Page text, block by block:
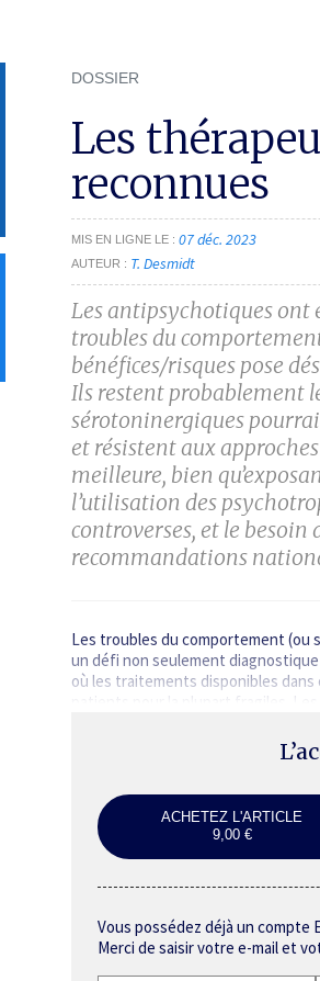
DOSSIER
Les
reconnues
MIS EN LIGNE LE 07 déc. 2023
AUTEUR T. Desmidt
Les antipsychotiques ont
troubles du
bénéfices/risques pose
Ils restent probablement
sérotoninergiques
et résistent aux
meilleure, bien
l’utilisation des
controverses, et le besoin
recommandations
Les troubles du comportement (ou
un défi non seulement
où les traitements disponibles
patients pour la plupart fragiles.
ACHETEZ L'ARTICLE
9,00 €
Vous possédez déjà un compte
Merci de saisir votre e-mail et